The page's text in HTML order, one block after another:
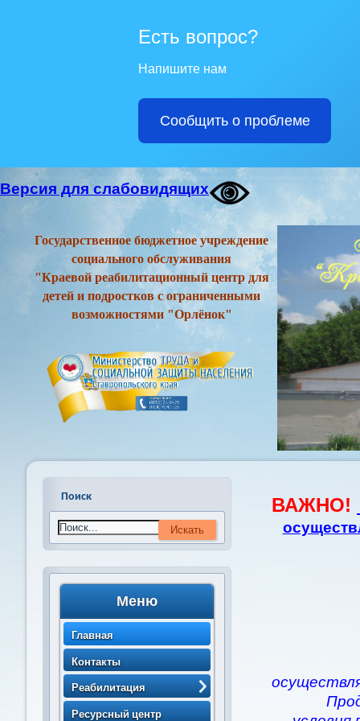
Есть вопрос?
Напишите нам
Сообщить о проблеме
Версия для слабовидящих
Государственное бюджетное учреждение
социального обслуживания
"Краевой реабилитационный центр для
детей и подростков с ограниченными
возможностями "Орлёнок"
Поиск
Меню
Главная
Контакты
Реабилитация
> Порядок направления
Ресурсный центр
ВАЖНО!